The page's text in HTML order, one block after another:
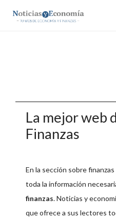
La mejor web
Finanzas
En la sección sobre
toda la información
finanzas. Noticias y
que ofrece a sus lectores